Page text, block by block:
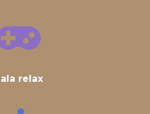
relax